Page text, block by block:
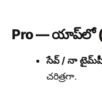
Pro — యాప్‌లో
సేవ్ / నా
చరిత్రగా.